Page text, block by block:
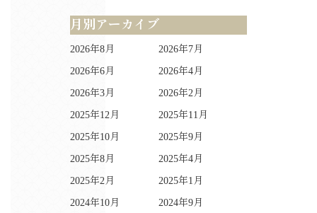
月別アーカイブ
2026年8月 2026年7月
2026年6月 2026年4月
2026年3月 2026年2月
2025年12月 2025年11月
2025年10月 2025年9月
2025年8月 2025年4月
2025年2月 2025年1月
2024年10月 2024年9月